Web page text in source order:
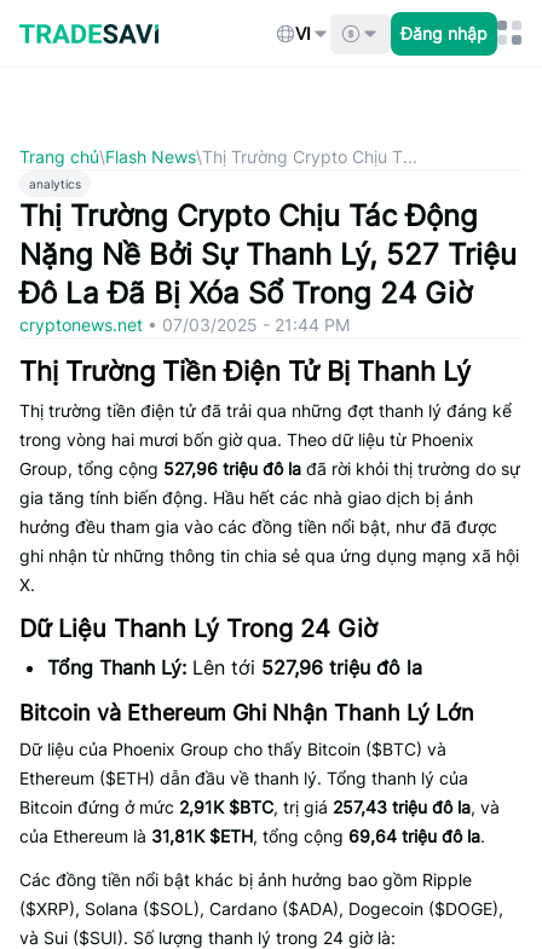
qua
nội
VI Đăng nhập
Trang chủ\Flash News\Thị Trường Crypto Chịu T...
analytics
Thị Trường Crypto Chịu Tác Động
Nặng Nề Bởi Sự Thanh Lý, 527 Triệu
Đô La Đã Bị Xóa Sổ Trong 24 Giờ
cryptonews.net • 07/03/2025 - 21:44 PM
Thị Trường Tiền Điện Tử Bị Thanh Lý
Thị trường tiền điện tử đã trải qua những đợt thanh lý đáng kể
trong vòng hai mươi bốn giờ qua. Theo dữ liệu từ Phoenix
Group, tổng cộng 527,96 triệu đô la đã rời khỏi thị trường do sự
gia tăng tính biến động. Hầu hết các nhà giao dịch bị ảnh
hưởng đều tham gia vào các đồng tiền nổi bật, như đã được
ghi nhận từ những thông tin chia sẻ qua ứng dụng mạng xã hội
X.
Dữ Liệu Thanh Lý Trong 24 Giờ
Tổng Thanh Lý: Lên tới 527,96 triệu đô la
Bitcoin và Ethereum Ghi Nhận Thanh Lý Lớn
Dữ liệu của Phoenix Group cho thấy Bitcoin ($BTC) và
Ethereum ($ETH) dẫn đầu về thanh lý. Tổng thanh lý của
Bitcoin đứng ở mức 2,91K $BTC, trị giá 257,43 triệu đô la, và
của Ethereum là 31,81K $ETH, tổng cộng 69,64 triệu đô la.
Các đồng tiền nổi bật khác bị ảnh hưởng bao gồm Ripple
($XRP), Solana ($SOL), Cardano ($ADA), Dogecoin ($DOGE),
và Sui ($SUI). Số lượng thanh lý trong 24 giờ là: